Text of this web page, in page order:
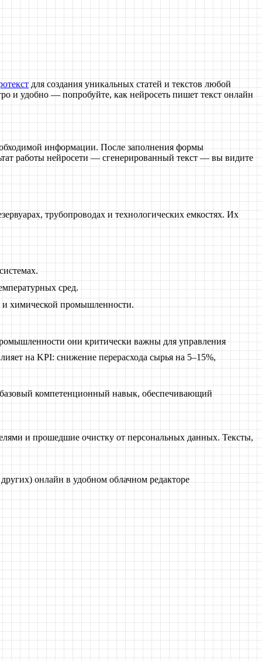
для создания уникальных статей и текстов любой
и удобно — попробуйте, как нейросеть пишет текст онлайн
информации. После заполнения формы
работы нейросети — сгенерированный текст — вы видите
трубопроводах и технологических емкостях. Их
сред.
и химической промышленности.
они критически важны для управления
на KPI: снижение перерасхода сырья на 5–15%,
компетенционный навык, обеспечивающий
и прошедшие очистку от персональных данных. Тексты,
онлайн в удобном облачном редакторе